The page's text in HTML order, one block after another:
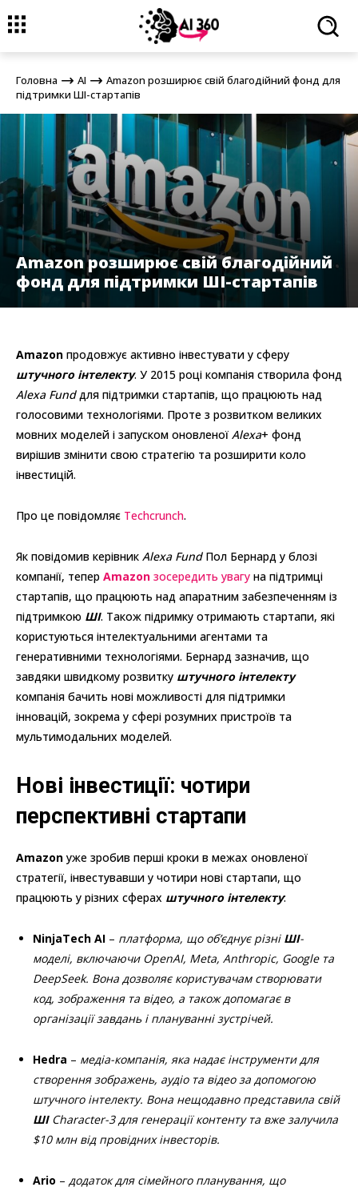
Головна
Amazon розширює свій благодійний фонд для
підтримки ШІ-стартапів
Головна AI
Amazon розширює свій благодійний фонд для
підтримки ШІ-стартапів
Amazon розширює свій благодійний
фонд для підтримки ШІ-стартапів
Amazon продовжує активно інвестувати у сферу
штучного інтелекту. У 2015 році компанія створила фонд
Alexa Fundдля підтримки стартапів, що працюють над
голосовими технологіями. Проте з розвитком великих
мовних моделей і запуском оновленої Alexa+ фонд
вирішив змінити свою стратегію та розширити коло
інвестицій.
Про це повідомляє Techcrunch.
Як повідомив керівник Alexa FundПол Бернард у блозі
компанії, тепер Amazon зосередить увагу на підтримці
стартапів, що працюють над апаратним забезпеченням із
підтримкою ШІ. Також підримку отримають стартапи, які
користуються інтелектуальними агентами та
генеративними технологіями. Бернард зазначив, що
завдяки швидкому розвитку штучного інтелекту
компанія бачить нові можливості для підтримки
інновацій, зокрема у сфері розумних пристроїв та
мультимодальних моделей.
Нові інвестиції: чотири
перспективні стартапи
Amazon уже зробив перші кроки в межах оновленої
стратегії, інвестувавши у чотири нові стартапи, що
працюють у різних сферах штучного інтелекту:
NinjaTech AI – платформа, що об’єднує різні ШІ-
моделі, включаючи OpenAI, Meta, Anthropic, Google та
DeepSeek. Вона дозволяє користувачам створювати
код, зображення та відео, а також допомагає в
організації завдань і плануванні зустрічей.
Hedra – медіа-компанія, яка надає інструменти для
створення зображень, аудіо та відео за допомогою
штучного інтелекту. Вона нещодавно представила свій
ШІCharacter-3 для генерації контенту та вже залучила
$10 млн від провідних інвесторів.
Ario – додаток для сімейного планування, що